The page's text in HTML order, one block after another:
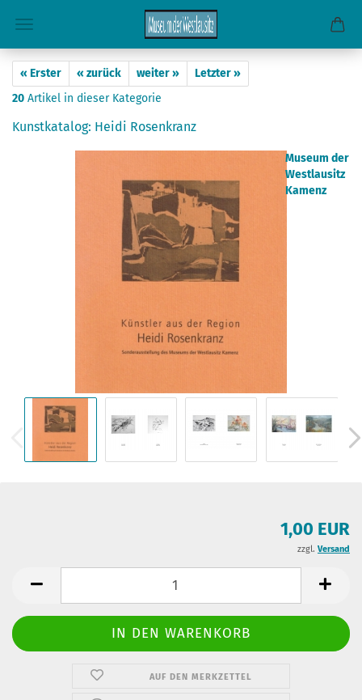
« Erster « zurück weiter »
Letzter »
20 Artikel in dieser Kategorie
Kunstkatalog: Heidi Rosenkranz
Museum der
Westlausitz
Kamenz
1,00 EUR
zzgl. Versand
AUF DEN MERKZETTEL